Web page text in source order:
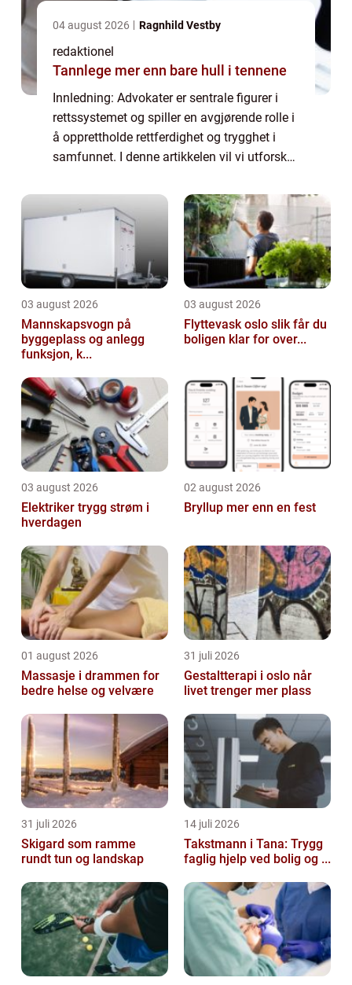
04 august 2026 Ragnhild Vestby
redaktionel
Tannlege mer enn bare hull i tennene
Innledning: Advokater er sentrale figurer i
rettssystemet og spiller en avgjørende rolle i
å opprettholde rettferdighet og trygghet i
samfunnet. I denne artikkelen vil vi utforske
inkludert hva det innebæ...
03 august 2026
Mannskapsvogn på
byggeplass og anlegg
funksjon, k...
03 august 2026
Flyttevask oslo slik får du
boligen klar for over...
03 august 2026
Elektriker trygg strøm i
hverdagen
02 august 2026
Bryllup mer enn en fest
01 august 2026
Massasje i drammen for
bedre helse og velvære
31 juli 2026
Gestaltterapi i oslo når
livet trenger mer plass
31 juli 2026
Skigard som ramme
rundt tun og landskap
14 juli 2026
Takstmann i Tana: Trygg
faglig hjelp ved bolig og ...